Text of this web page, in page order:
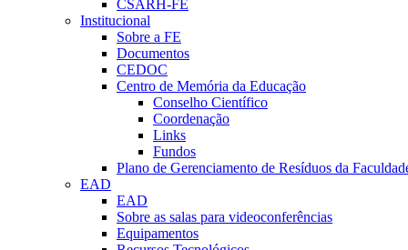
CSARH-FE
Institucional
Sobre a FE
Documentos
CEDOC
Centro de Memória da Educação
Conselho Científico
Coordenação
Links
Fundos
Plano de Gerenciamento de Resíduos da
EAD
EAD
Sobre as salas para videoconferências
Equipamentos